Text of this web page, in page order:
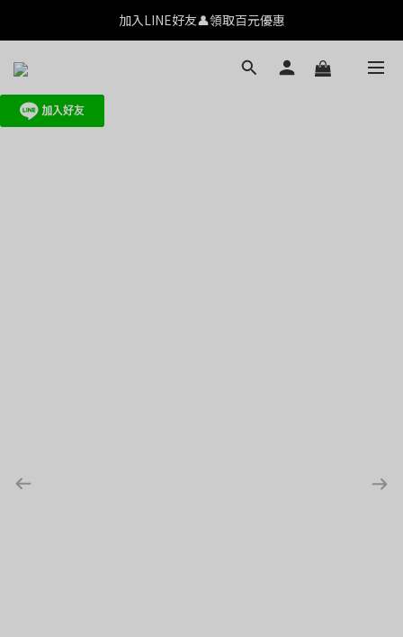
💗【新會員首購九折】透氧彩妝・全肌友善💗
加入LINE好友👤領取百元優惠
💗【新會員首購九折】透氧彩妝・全肌友善💗